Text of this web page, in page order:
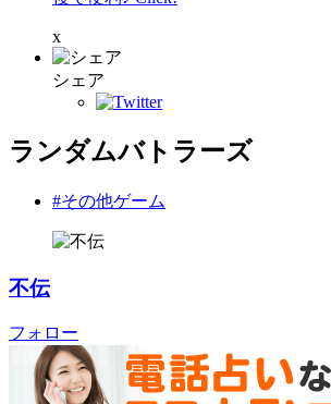
x
シェア
ランダムバトラーズ
#その他ゲーム
不伝
フォロー